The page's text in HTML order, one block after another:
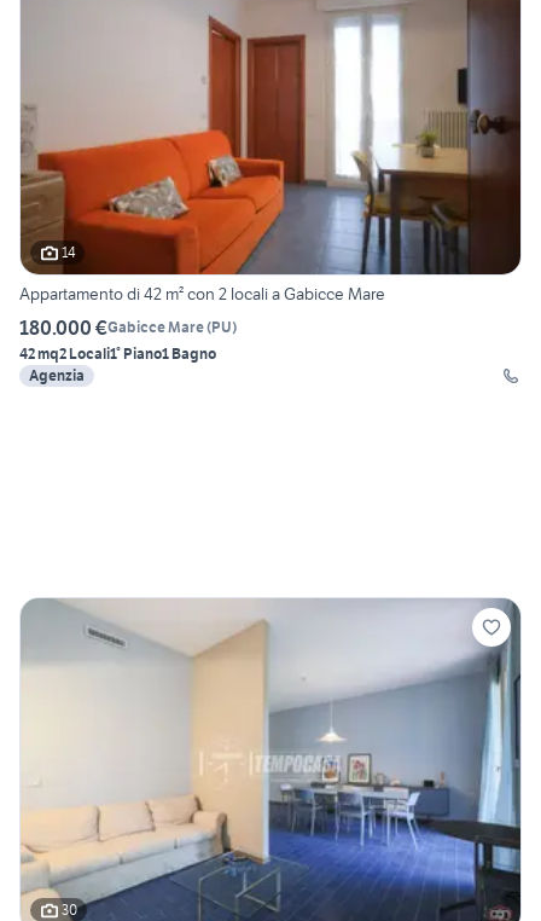
14
Appartamento di 42 m² con 2 locali a Gabicce Mare
180.000 €Gabicce Mare(PU)
42 mq2 Locali1° Piano1 Bagno
Agenzia
30